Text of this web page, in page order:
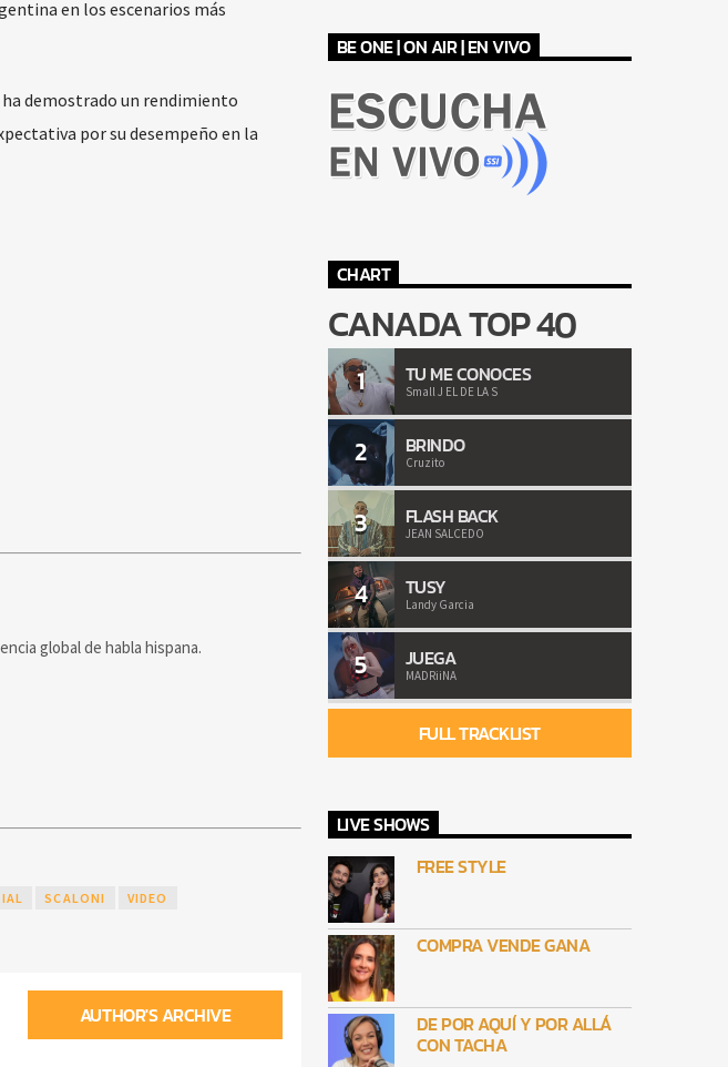
en los escenarios más
ha demostrado un rendimiento
por su desempeño en la
global de habla hispana.
SCALONI VIDEO
AUTHOR'S ARCHIVE
BE ONE | ON AIR | EN VIVO
CHART
CANADA TOP 40
1 TU ME CONOCES
Small J EL DE LA S
2 BRINDO
Cruzito
3 FLASH BACK
JEAN SALCEDO
4 TUSY
Landy Garcia
5 JUEGA
MADRiiNA
FULL TRACKLIST
LIVE SHOWS
FREE STYLE
COMPRA VENDE GANA
DE POR AQUÍ Y POR ALLÁ
CON TACHA